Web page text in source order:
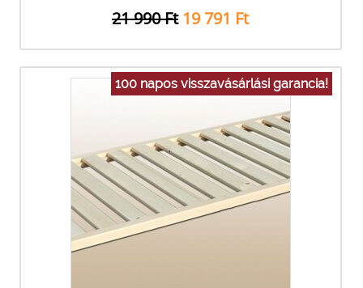
21 990 Ft 19 791 Ft
100 napos visszavásárlási garancia!